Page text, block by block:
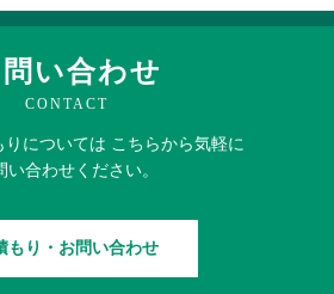
い合わせ
CONTACT
りについては こちらから気軽に
い合わせください。
もり・お問い合わせ